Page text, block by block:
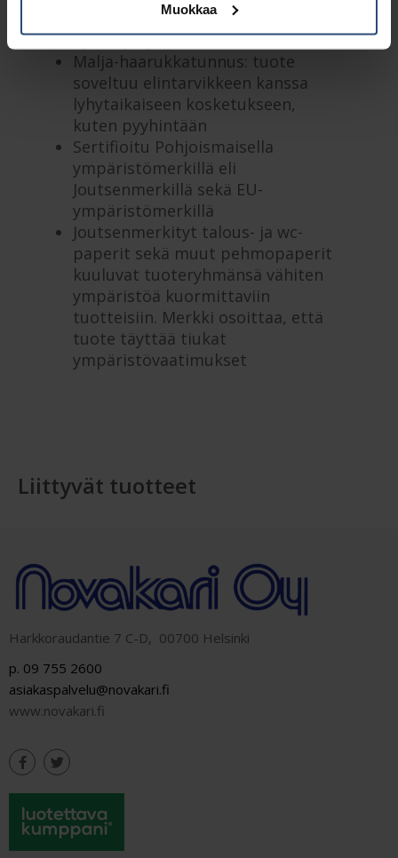
Muokkaa
Dermatologisesti testattu ja
hyväksytty
Malja-haarukkatunnus: tuote
soveltuu elintarvikkeen kanssa
lyhytaikaiseen kosketukseen,
kuten pyyhintään
Sertifioitu Pohjoismaisella
ympäristömerkillä eli
Joutsenmerkillä sekä EU-
ympäristömerkillä
Joutsenmerkityt talous- ja wc-
paperit sekä muut pehmopaperit
kuuluvat tuoteryhmänsä vähiten
ympäristöä kuormittaviin
tuotteisiin. Merkki osoittaa, että
tuote täyttää tiukat
ympäristövaatimukset
Liittyvät tuotteet
Harkkoraudantie 7 C-D, 00700 Helsinki
p. 09 755 2600
asiakaspalvelu@novakari.fi
www.novakari.fi